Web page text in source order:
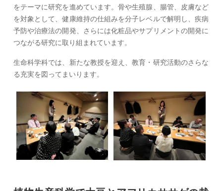
をテーマに研究を進めています。骨や生殖腺、腸管、皮膚など
を対象として、健康維持の仕組みを分子レベルで解明し、疾病
予防や治療法の開発、さらには化粧品やサプリメントの開発に
つながる研究に取り組まれています。
生命科学科では、新たな教授を迎え、教育・研究活動のさらな
る充実を図ってまいります。